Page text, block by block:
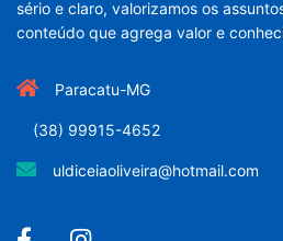
sério e claro, valorizamos os
conteúdo que agrega valor e
Paracatu-MG
(38) 99915-4652
uldiceiaoliveira@hotmail.com